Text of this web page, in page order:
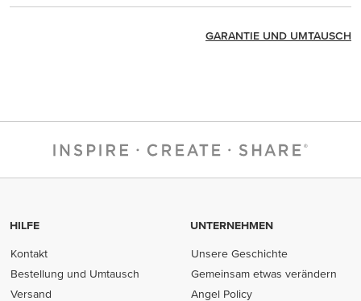
GARANTIE UND UMTAUSCH
HILFE
Kontakt
Bestellung und Umtausch
Versand
UNTERNEHMEN
Unsere Geschichte
Gemeinsam etwas verändern
Angel Policy